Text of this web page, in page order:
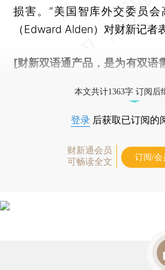
损害。”美国智库外交委员
（Edward Alden）对财新记者
[财新双语通产品，是为有双语
本文共计1363字 订阅后
登录 后获取已订阅的
财新通会员
可畅读全文
订阅/会